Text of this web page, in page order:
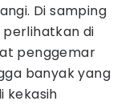
Di samping
di
penggemar
banyak yang
kekasih